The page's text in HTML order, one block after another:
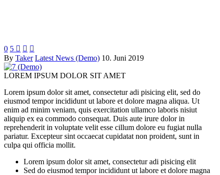
0 5   
By Taker Latest News (Demo) 10. Juni 2019
LOREM IPSUM DOLOR SIT AMET
Lorem ipsum dolor sit amet, consectetur adi pisicing elit, sed do
eiusmod tempor incididunt ut labore et dolore magna aliqua. Ut
enim ad minim veniam, quis exercitation ullamco laboris nisiut
aliquip ex ea commodo consequat. Duis aute irure dolor in
reprehenderit in voluptate velit esse cillum dolore eu fugiat nulla
pariatur. Excepteur sint occaecat cupidatat non proident, sunt in
culpa qui officia mollit.
Lorem ipsum dolor sit amet, consectetur adi pisicing elit
Sed do eiusmod tempor incididunt ut labore et dolore magna